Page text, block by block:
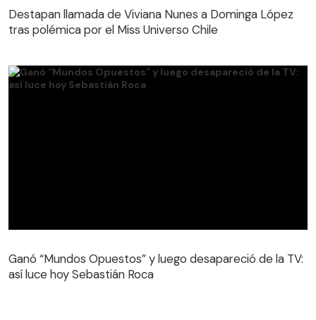
tras polémica por el Miss Universo Chile
Destapan llamada de Viviana Nunes a Dominga López
tras polémica por el Miss Universo Chile
Ganó “Mundos Opuestos” y luego desapareció de la TV:
así luce hoy Sebastián Roca